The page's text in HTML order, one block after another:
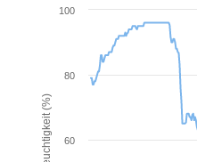
Luftfeuchtigkeit (%) 60
80
100